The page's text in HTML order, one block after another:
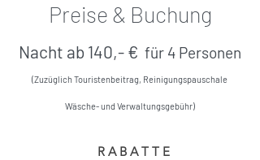
Preise & Buchung
Nacht ab 140,- € für 4 Personen
(Zuzüglich Touristenbeitrag, Reinigungspauschale
Wäsche- und Verwaltungsgebühr)
R A B A T T E